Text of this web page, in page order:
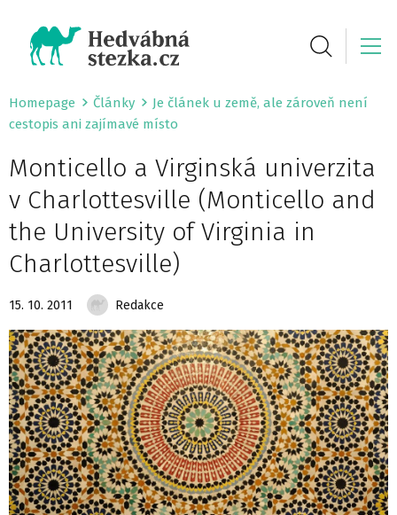
Homepage Články
Je článek u země, ale zároveň není
cestopis ani zajímavé místo
Monticello a Virginská univerzita
v Charlottesville (Monticello and
the University of Virginia in
Charlottesville)
15. 10. 2011 Redakce